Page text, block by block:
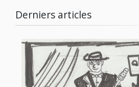
Derniers articles